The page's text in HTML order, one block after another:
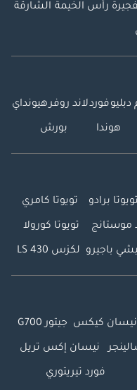
رأس الخيمة الشارقة
دبليوفوردلاند روفرهيونداي
هوندا بورش
تويوتا برادو تويوتا كامري
موستانج تويوتا كورولا
باجيرو لكزس LS 430
نيسان كيكس جيتور G700
نيسان إكس تريل
فورد تيريتوري